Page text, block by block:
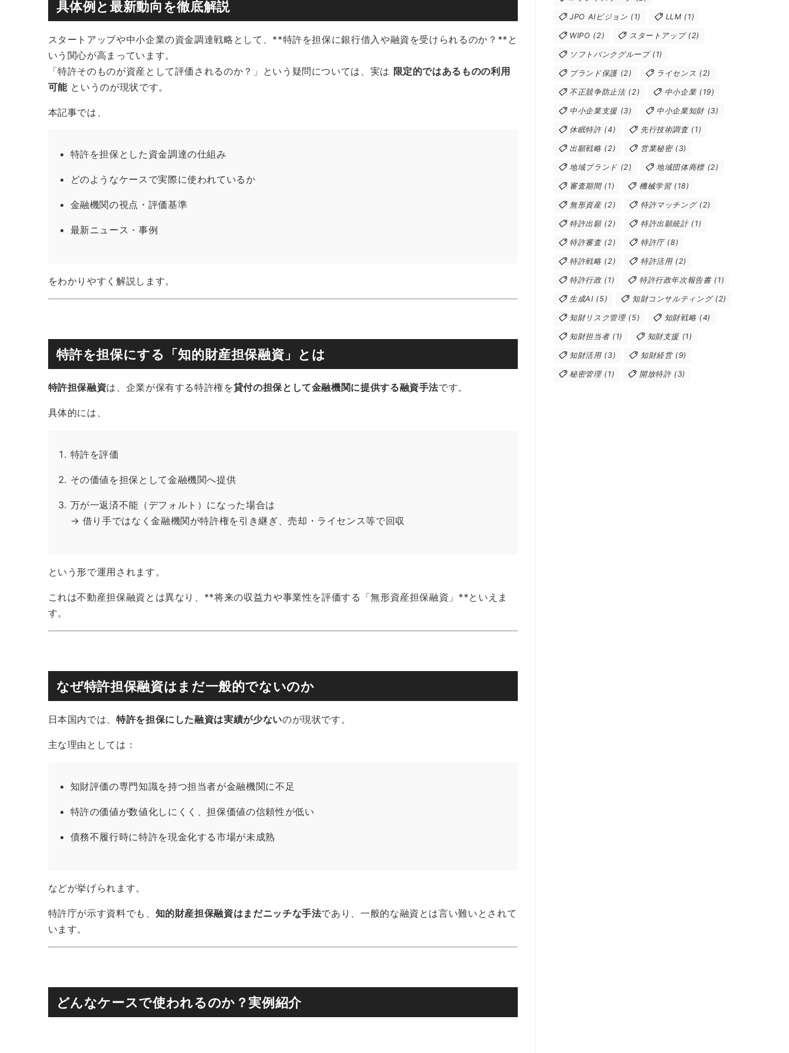
具体例と最新動向を徹底解説
スタートアップや中小企業の資金調達戦略として、**特許を担保に銀行借入や融資を受けられるのか？**と
いう関心が高まっています。
「特許そのものが資産として評価されるのか？」という疑問については、実は 限定的ではあるものの利用
可能というのが現状です。
本記事では、
特許を担保とした資金調達の仕組み
どのようなケースで実際に使われているか
金融機関の視点・評価基準
最新ニュース・事例
をわかりやすく解説します。
特許を担保にする「知的財産担保融資」とは
特許担保融資は、企業が保有する特許権を貸付の担保として金融機関に提供する融資手法です。
具体的には、
特許を評価
その価値を担保として金融機関へ提供
万が一返済不能（デフォルト）になった場合は
→ 借り手ではなく金融機関が特許権を引き継ぎ、売却・ライセンス等で回収
という形で運用されます。
これは不動産担保融資とは異なり、**将来の収益力や事業性を評価する「無形資産担保融資」**といえま
す。
なぜ特許担保融資はまだ一般的でないのか
日本国内では、 特許を担保にした融資は実績が少ないのが現状です。
主な理由としては：
知財評価の専門知識を持つ担当者が金融機関に不足
特許の価値が数値化しにくく、担保価値の信頼性が低い
債務不履行時に特許を現金化する市場が未成熟
などが挙げられます。
特許庁が示す資料でも、 知的財産担保融資はまだニッチな手法であり、一般的な融資とは言い難いとされて
います。
どんなケースで使われるのか？実例紹介
JPO AIビジョン (1) LLM (1)
WIPO (2) スタートアップ(2)
ソフトバンクグループ(1)
ブランド保護(2) ライセンス (2)
不正競争防止法(2) 中小企業(19)
中小企業支援(3) 中小企業知財 (3)
休眠特許(4) 先行技術調査(1)
出願戦略 (2) 営業秘密(3)
地域ブランド (2) 地域団体商標(2)
審査期間(1) 機械学習(18)
無形資産(2) 特許マッチング(2)
特許出願(2) 特許出願統計(1)
特許審査(2) 特許庁(8)
特許戦略 (2) 特許活用(2)
特許行政(1) 特許行政年次報告書(1)
生成AI (5) 知財コンサルティング(2)
知財リスク管理(5) 知財戦略 (4)
知財担当者(1) 知財支援 (1)
知財活用(3) 知財経営(9)
秘密管理(1) 開放特許(3)